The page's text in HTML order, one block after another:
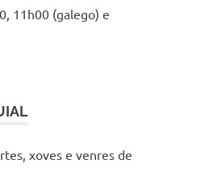
11h00 (galego) e
xoves e venres de